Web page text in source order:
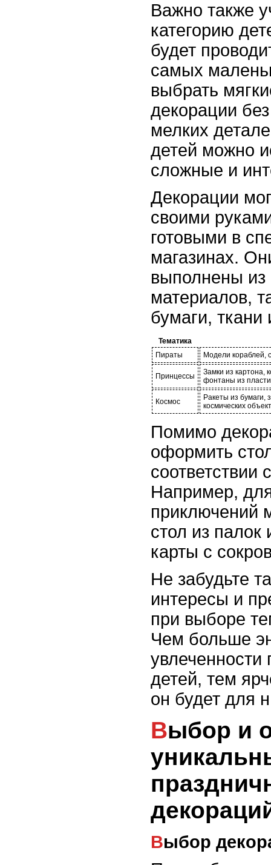
Важно также
категорию
будет
самых
выбрать
декорации
мелких
детей можно
сложные и
Декорации
своими
готовыми в
магазинах.
выполнены из
материалов,
бумаги, ткани
Тематика
Пираты
Модели кораблей,
Принцессы
Замки из картона,
фонтаны из
Космос
Ракеты из бумаги,
космических
Помимо
оформить
соответствии
Например,
приключений
стол из палок
карты с
Не забудьте
интересы и
при выборе
Чем больше
увлеченности
детей, тем
он будет для
Выбор и оформление
Выбор